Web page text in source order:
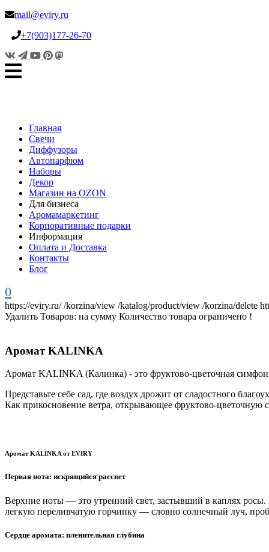
mail@eviry.ru
+7(903)177-26-70
Главная
Свечи
Диффузоры
Автопарфюм
Наборы
Декор
Магазин на OZON
Для бизнеса
Аромамаркетинг
Корпоративные подарки
Информация
Оплата и Доставка
Контакты
Блог
0
https://eviry.ru/ /korzina/view /katalog/product/view /korzina/delete
Удалить Товаров: на сумму Количество товара ограничено !
Аромат KALINKA
Аромат KALINKA (Калинка) - это фруктово-цветочная
Представьте себе сад, где воздух дрожит от сладостного
Как прикосновение ветра, открывающее фруктово-цветочную
Аромат KALINKA от EVIRY
Первая нота: искрящийся рассвет
Верхние ноты — это утренний свет, застывший в каплях росы.
легкую переливчатую горчинку — словно солнечный луч,
Сердце аромата: пленительная глубина